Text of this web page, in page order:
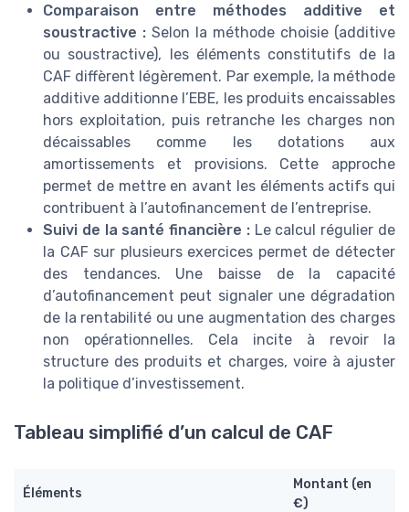
Comparaison entre méthodes additive et
soustractive : Selon la méthode choisie (additive
ou soustractive), les éléments constitutifs de la
CAF diffèrent légèrement. Par exemple, la méthode
additive additionne l’EBE, les produits encaissables
hors exploitation, puis retranche les charges non
décaissables comme les dotations aux
amortissements et provisions. Cette approche
permet de mettre en avant les éléments actifs qui
contribuent à l’autofinancement de l’entreprise.
Suivi de la santé financière :Le calcul régulier de
la CAF sur plusieurs exercices permet de détecter
des tendances. Une baisse de la capacité
d’autofinancement peut signaler une dégradation
de la rentabilité ou une augmentation des charges
non opérationnelles. Cela incite à revoir la
structure des produits et charges, voire à ajuster
la politique d’investissement.
Tableau simplifié d’un calcul de CAF
Éléments
Montant (en
€)